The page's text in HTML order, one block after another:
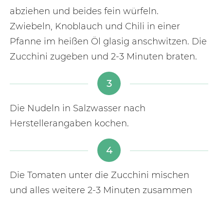
abziehen und beides fein würfeln.
Zwiebeln, Knoblauch und Chili in einer
Pfanne im heißen Öl glasig anschwitzen. Die
Zucchini zugeben und 2-3 Minuten braten.
3
Die Nudeln in Salzwasser nach
Herstellerangaben kochen.
4
Die Tomaten unter die Zucchini mischen
und alles weitere 2-3 Minuten zusammen